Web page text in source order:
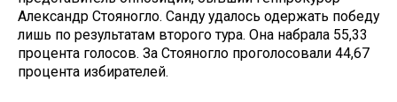
Александр Стояногло. Санду удалось одержать победу
лишь по результатам второго тура. Она набрала 55,33
процента голосов. За Стояногло проголосовали 44,67
процента избирателей.